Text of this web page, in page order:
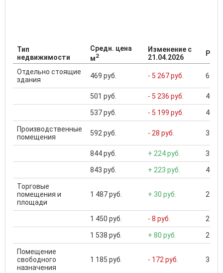
Тип
недвижимости
Средн. цена
м2
Изменение с
21.04.2026
Отдельно стоящие
здания
469 руб. - 5 267 руб. 62
501 руб. - 5 236 руб. 406
537 руб. - 5 199 руб. 406
Производственные
помещения
592 руб. - 28 руб. 32
844 руб. + 224 руб. 32
843 руб. + 223 руб. 40
Торговые
помещения и
площади
1 487 руб. + 30 руб. 25
1 450 руб. - 8 руб. 25
1 538 руб. + 80 руб. 25
Помещение
свободного
назначения
1 185 руб. - 172 руб. 3